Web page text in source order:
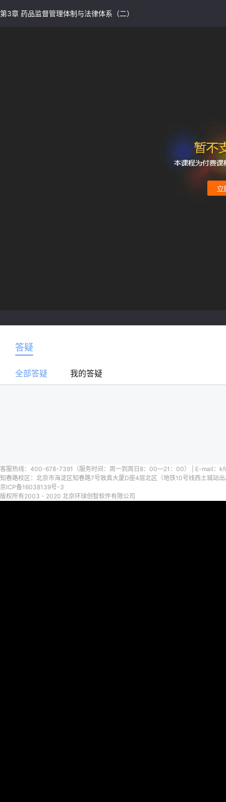
第3章 药品监督管理体制与法律体系（二）
答疑
全部答疑 我的答疑
客服热线：400-678-7391（服务时间：周一到周日8：00—21：00） | E-mail：
知春路校区：北京市海淀区知春路7号致真大厦D座4层北区（地铁10号线西土城站
京ICP备16038139号-3
版权所有2003 - 2020 北京环球创智软件有限公司